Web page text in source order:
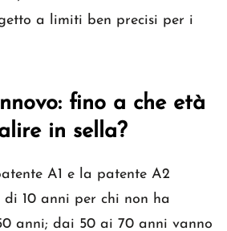
a limiti ben precisi per i
fino a che età
in sella?
A1 e la patente A2
10 anni per chi non ha
anni; dai 50 ai 70 anni vanno